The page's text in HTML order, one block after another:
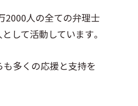
2000人の全ての弁理士
して活動しています。
多くの応援と支持を